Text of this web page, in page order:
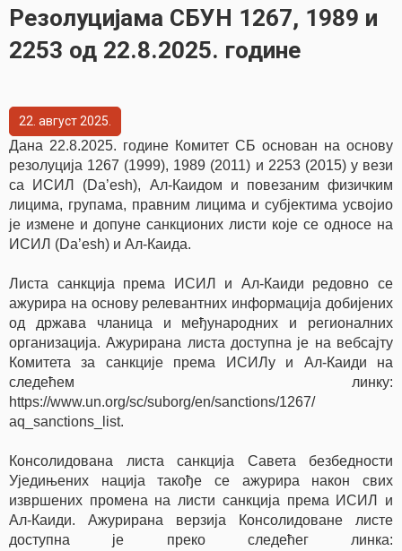
Резолуцијама СБУН 1267, 1989 и
2253 од 22.8.2025. године
22 август2025
Дана 22.8.2025. године Комитет СБ основан на основу
резолуција 1267 (1999), 1989 (2011) и 2253 (2015) у вези
са ИСИЛ (Da’esh), Ал-Каидом и повезаним физичким
лицима, групама, правним лицима и субјектима усвојио
је измене и допуне санкционих листи које се односе на
ИСИЛ (Da’esh) и Ал-Каида.
Листа санкција према ИСИЛ и Ал-Каиди редовно се
ажурира на основу релевантних информација добијених
од држава чланица и међународних и регионалних
организација. Ажурирана листа доступна је на вебсајту
Комитета за санкције према ИСИЛу и Ал-Каиди на
следећем линку:
https://www.un.org/sc/suborg/en/sanctions/1267/
аq_sanctions_list.
Консолидована листа санкција Савета безбедности
Уједињених нација такође се ажурира након свих
извршених промена на листи санкција према ИСИЛ и
Ал-Каиди. Ажурирана верзија Консолидоване листе
доступна је преко следећег линка: